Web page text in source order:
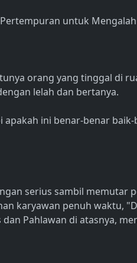
untuk
orang yang tinggal di
lelah dan bertanya.
ini benar-benar baik-
serius sambil memutar
karyawan penuh waktu,
Pahlawan di atasnya,